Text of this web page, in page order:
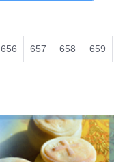
656 657 658 659